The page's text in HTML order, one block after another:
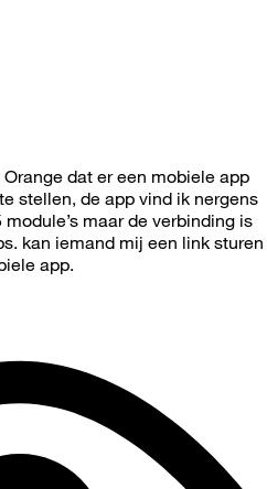
dat er een mobiele app
stellen, de app vind ik nergens
maar de verbinding is
kan iemand mij een link sturen
app.